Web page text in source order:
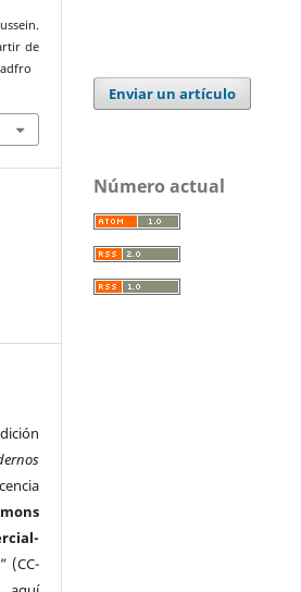
de
” (CC-
Enviar un artículo
Número actual